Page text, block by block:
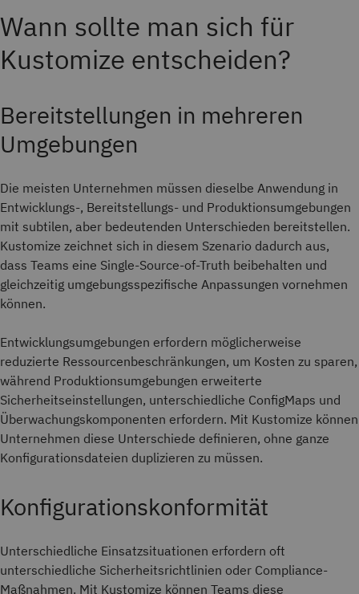
Wann sollte man sich für
Kustomize entscheiden?
Bereitstellungen in mehreren
Umgebungen
Die meisten Unternehmen müssen dieselbe Anwendung in
Entwicklungs-, Bereitstellungs- und Produktionsumgebungen
mit subtilen, aber bedeutenden Unterschieden bereitstellen.
Kustomize zeichnet sich in diesem Szenario dadurch aus,
dass Teams eine Single-Source-of-Truth beibehalten und
gleichzeitig umgebungsspezifische Anpassungen vornehmen
können.
Entwicklungsumgebungen erfordern möglicherweise
reduzierte Ressourcenbeschränkungen, um Kosten zu sparen,
während Produktionsumgebungen erweiterte
Sicherheitseinstellungen, unterschiedliche ConfigMaps und
Überwachungskomponenten erfordern. Mit Kustomize können
Unternehmen diese Unterschiede definieren, ohne ganze
Konfigurationsdateien duplizieren zu müssen.
Konfigurationskonformität
Unterschiedliche Einsatzsituationen erfordern oft
unterschiedliche Sicherheitsrichtlinien oder Compliance-
Maßnahmen. Mit Kustomize können Teams diese